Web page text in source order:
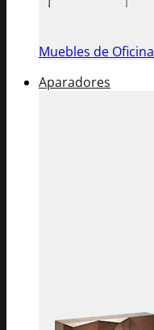
Muebles de Oficina
Aparadores